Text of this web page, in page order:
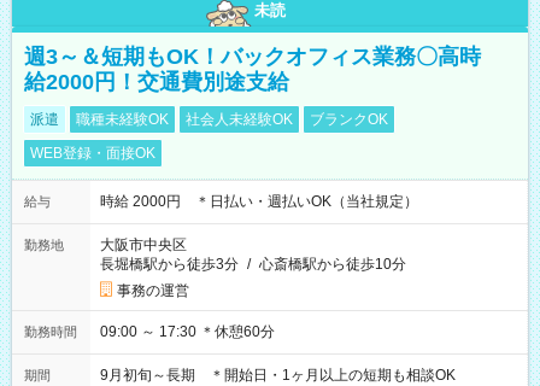
未読
週3～＆短期もOK！バックオフィス業務〇高時
給2000円！交通費別途支給
派遣 職種未経験OK 社会人未経験OK
ブランクOK
WEB登録・面接OK
給与 時給 2000円 ＊日払い・週払いOK（当社規定）
勤務地
大阪市中央区
長堀橋駅から徒歩3分 / 心斎橋駅から徒歩10分
事務の運営
勤務時間 09:00 ～ 17:30 ＊休憩60分
期間 9月初旬～長期 ＊開始日・1ヶ月以上の短期も相談OK